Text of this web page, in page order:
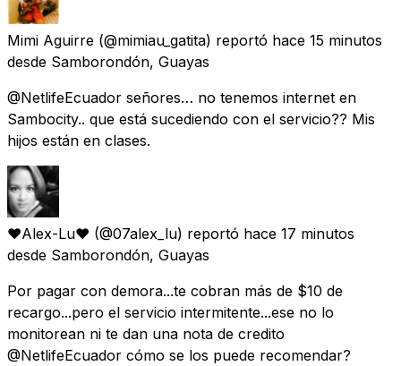
Mimi Aguirre (@mimiau_gatita) reportó hace 15 minutos
desde Samborondón, Guayas
@NetlifeEcuador señores… no tenemos internet en
Sambocity.. que está sucediendo con el servicio?? Mis
hijos están en clases.
♥Alex-Lu♥ (@07alex_lu) reportó hace 17 minutos
desde Samborondón, Guayas
Por pagar con demora...te cobran más de $10 de
recargo...pero el servicio intermitente...ese no lo
monitorean ni te dan una nota de credito
@NetlifeEcuador cómo se los puede recomendar?